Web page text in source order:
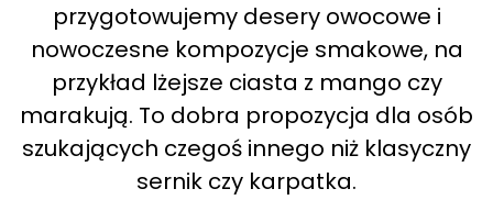
przygotowujemy desery owocowe i
nowoczesne kompozycje smakowe, na
przykład lżejsze ciasta z mango czy
marakują. To dobra propozycja dla osób
szukających czegoś innego niż klasyczny
sernik czy karpatka.